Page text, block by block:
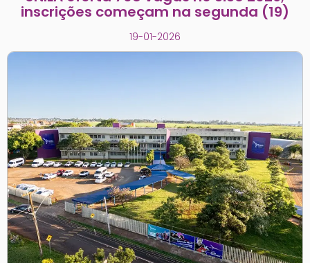
inscrições começam na segunda (19)
19-01-2026